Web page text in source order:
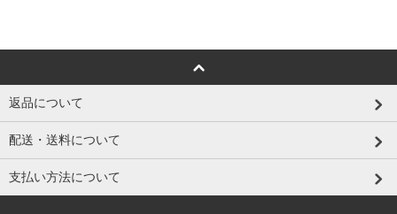
返品について
配送・送料について
支払い方法について